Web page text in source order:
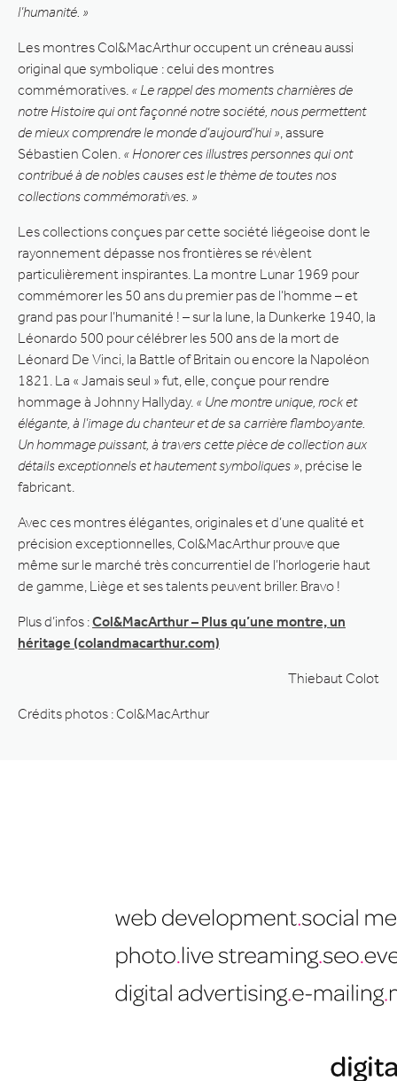
l’humanité. »
Les montres Col&MacArthur occupent un créneau aussi
original que symbolique : celui des montres
commémoratives. « Le rappel des moments charnières de
notre Histoire qui ont façonné notre société, nous permettent
de mieux comprendre le monde d’aujourd’hui » , assure
Sébastien Colen. « Honorer ces illustres personnes qui ont
contribué à de nobles causes est le thème de toutes nos
collections commémoratives. »
Les collections conçues par cette société liégeoise dont le
rayonnement dépasse nos frontières se révèlent
particulièrement inspirantes. La montre Lunar 1969 pour
commémorer les 50 ans du premier pas de l’homme – et
grand pas pour l’humanité ! – sur la lune, la Dunkerke 1940, la
Léonardo 500 pour célébrer les 500 ans de la mort de
Léonard De Vinci, la Battle of Britain ou encore la Napoléon
1821. La « Jamais seul » fut, elle, conçue pour rendre
hommage à Johnny Hallyday. « Une montre unique, rock et
élégante, à l’image du chanteur et de sa carrière flamboyante.
Un hommage puissant, à travers cette pièce de collection aux
détails exceptionnels et hautement symboliques » , précise le
fabricant.
Avec ces montres élégantes, originales et d’une qualité et
précision exceptionnelles, Col&MacArthur prouve que
même sur le marché très concurrentiel de l’horlogerie haut
de gamme, Liège et ses talents peuvent briller. Bravo !
Plus d’infos :Col&MacArthur – Plus qu’une montre, un
héritage (colandmacarthur.com)
Thiebaut Colot
Crédits photos : Col&MacArthur